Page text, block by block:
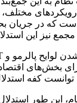
است که در
نیز این
بخش‌های
کفه